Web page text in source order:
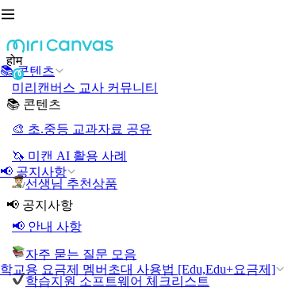
📚 콘텐츠
📢 공지사항
학교용 요금제 멤버초대 사용법 [Edu,Edu+요금제]
होम
미리캔버스 교사 커뮤니티
📚 콘텐츠
🎨 초.중등 교과자료 공유
🦄 미캔 AI 활용 사례
선생님 추천상품
📢 공지사항
📢 안내 사항
자주 묻는 질문 모음
학습지원 소프트웨어 체크리스트